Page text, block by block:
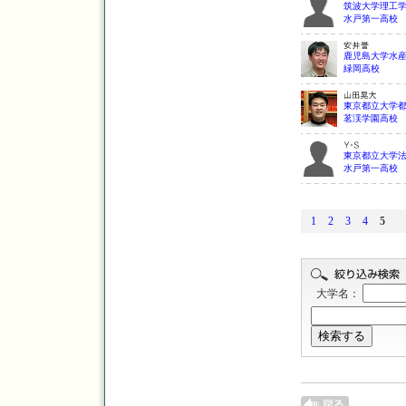
筑波大学理工
水戸第一高校
鹿児島大学水
緑岡高校
東京都立大学
茗渓学園高校
東京都立大学
水戸第一高校
1 2 3 4 5
大学名：